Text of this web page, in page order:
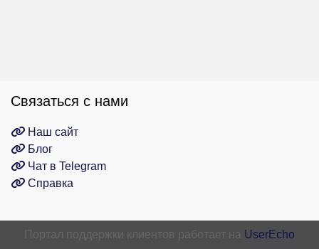
Связаться с нами
Наш сайт
Блог
Чат в Telegram
Справка
Портал поддержки клиентов работает на UserEcho